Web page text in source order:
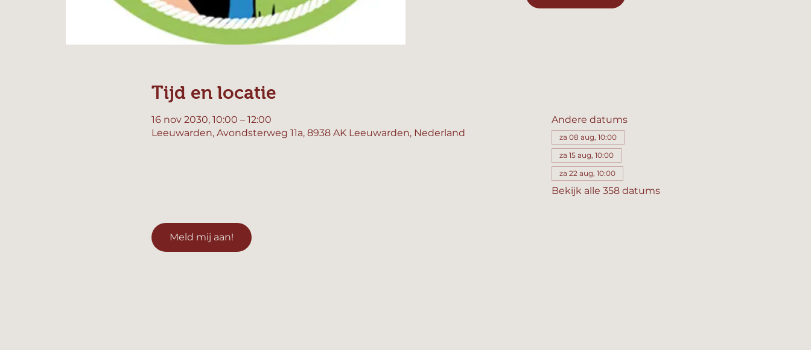
Tijd en locatie
16 nov 2030, 10:00 – 12:00
Leeuwarden, Avondsterweg 11a, 8938 AK Leeuwarden, Nederland
Andere datums
za 08 aug, 10:00
za 15 aug, 10:00
za 22 aug, 10:00
Bekijk alle 358 datums
Meld mij aan!